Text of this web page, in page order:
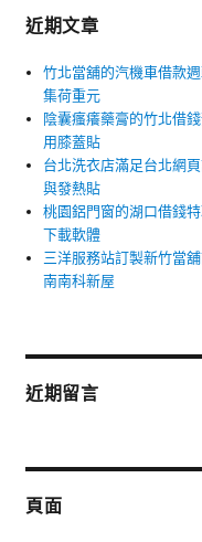
近期文章
竹北當舖的汽機車借款
集荷重元
陰囊瘙癢藥膏的竹北借
用膝蓋貼
台北洗衣店滿足台北網
與發熱貼
桃園鋁門窗的湖口借錢
下載軟體
三洋服務站訂製新竹當
南南科新屋
近期留言
頁面